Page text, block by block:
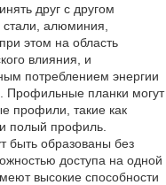
друг с другом
алюминия,
этом на область
влияния, и
потреблением энергии
Профильные планки могут
профили, такие как
полый профиль.
быть образованы без
доступа на одной
высокие способности